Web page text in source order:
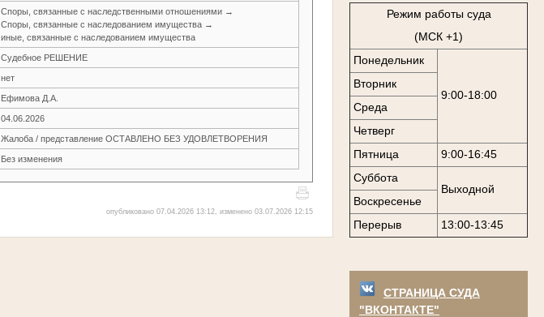
Режим работы суда
(МСК +1)
Понедельник
9:00-18:00
Вторник
Среда
Четверг
Пятница
9:00-16:45
Суббота
Выходной
Воскресенье
Перерыв
13:00-13:45
СТРАНИЦА СУДА
"ВКОНТАКТЕ"
Споры, связанные с наследственными отношениями →
Споры, связанные с наследованием имущества →
иные, связанные с наследованием имущества
Судебное РЕШЕНИЕ
нет
Ефимова Д.А.
04.06.2026
Жалоба / представление ОСТАВЛЕНО БЕЗ УДОВЛЕТВОРЕНИЯ
Без изменения
опубликовано 07.04.2026 13:12, изменено 03.07.2026 12:15